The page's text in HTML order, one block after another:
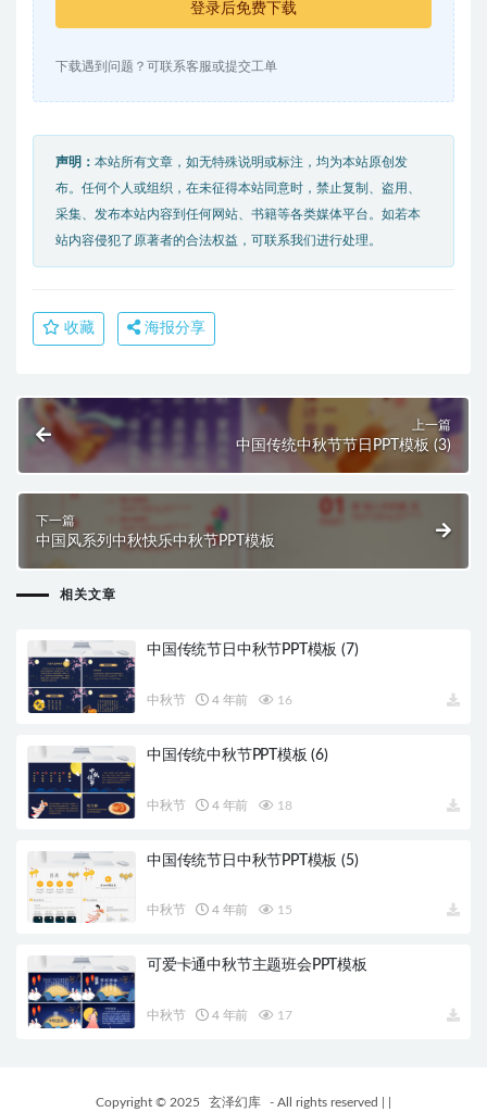
登录后免费下载
下载遇到问题？可联系客服或提交工单
声明： 本站所有文章，如无特殊说明或标注，均为本站原创发
布。任何个人或组织，在未征得本站同意时，禁止复制、盗用、
采集、发布本站内容到任何网站、书籍等各类媒体平台。如若本
站内容侵犯了原著者的合法权益，可联系我们进行处理。
收藏 海报分享
上一篇
中国传统中秋节节日PPT模板 (3)
下一篇
中国风系列中秋快乐中秋节PPT模板
相关文章
中国传统节日中秋节PPT模板 (7)
中秋节 4 年前 16
中国传统中秋节PPT模板 (6)
中秋节 4 年前 18
中国传统节日中秋节PPT模板 (5)
中秋节 4 年前 15
可爱卡通中秋节主题班会PPT模板
中秋节 4 年前 17
Copyright © 2025 玄泽幻库 - All rights reserved